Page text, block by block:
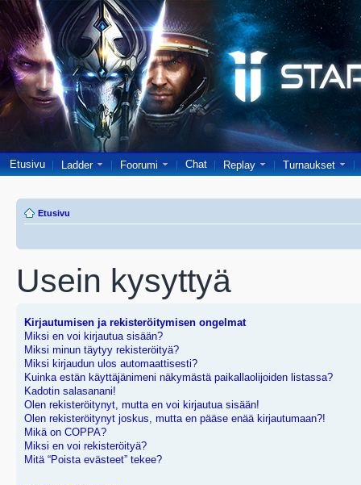
Etusivu Ladder Foorumi Chat Replay Turnaukset
Etusivu
Usein kysyttyä
Kirjautumisen ja rekisteröitymisen ongelmat
Miksi en voi kirjautua sisään?
Miksi minun täytyy rekisteröityä?
Miksi kirjaudun ulos automaattisesti?
Kuinka estän käyttäjänimeni näkymästä paikallaolijoiden listassa?
Kadotin salasanani!
Olen rekisteröitynyt, mutta en voi kirjautua sisään!
Olen rekisteröitynyt joskus, mutta en pääse enää kirjautumaan?!
Mikä on COPPA?
Miksi en voi rekisteröityä?
Mitä “Poista evästeet” tekee?